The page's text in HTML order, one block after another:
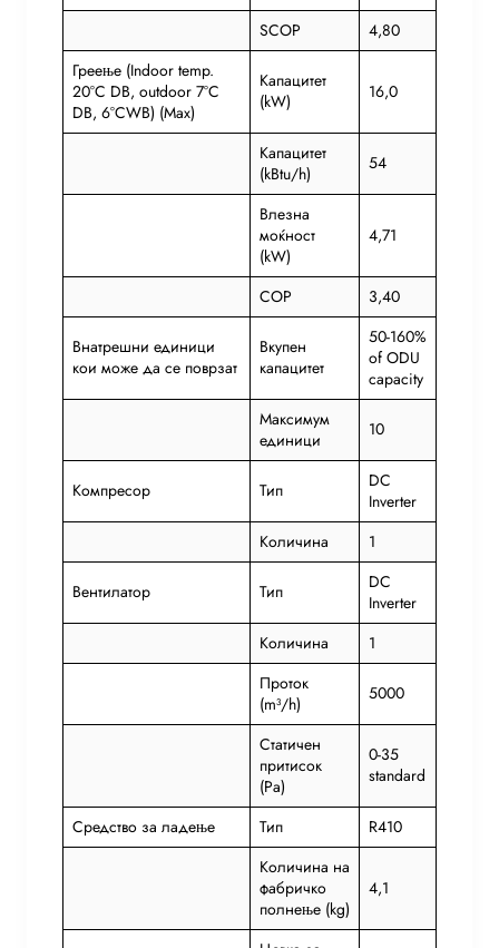
SCOP
4,80
Греење (Indoor temp.
20°C DB, outdoor 7°C
DB, 6°CWB) (Max)
Капацитет
(kW)
16,0
Капацитет
(kBtu/h)
54
Влезна
моќност
(kW)
4,71
COP 3,40
Внатрешни единици
кои може да се поврзат
Вкупен
капацитет
50-160%
of ODU
capacity
Максимум
единици
10
Компресор Тип
DC
Inverter
Количина
1
Вентилатор Тип
DC
Inverter
Количина
1
Проток
(m³/h)
5000
Статичен
притисок
(Pa)
0-35
standard
Средство за ладење Тип
R410
Количина на
фабричко
полнење (kg)
4,1